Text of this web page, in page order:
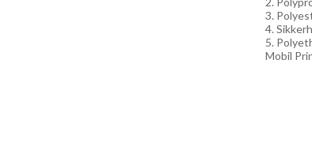
3.
4.
5.
Mobil